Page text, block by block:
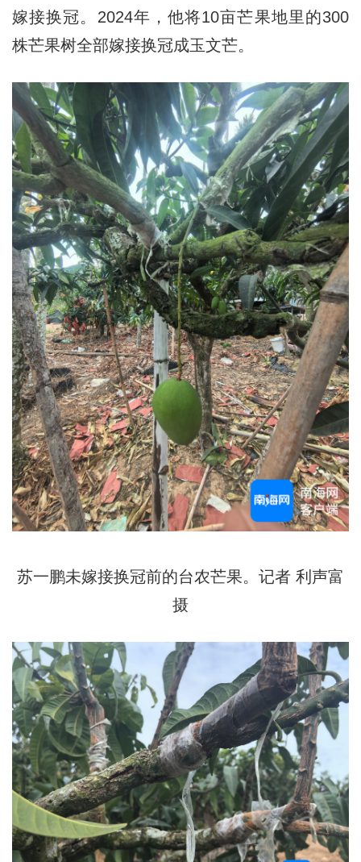
嫁接换冠。2024年，他将10亩芒果地里的300
株芒果树全部嫁接换冠成玉文芒。
苏一鹏未嫁接换冠前的台农芒果。记者 利声富
摄